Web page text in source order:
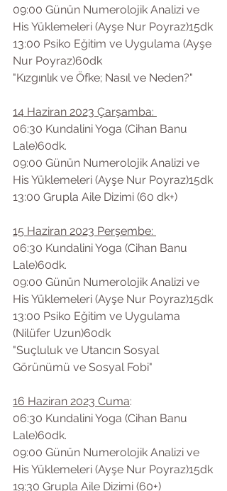
09:00 Günün Numerolojik Analizi ve
His Yüklemeleri (Ayşe Nur Poyraz)15dk
13:00 Psiko Eğitim ve Uygulama (Ayşe
Nur Poyraz)60dk
"Kızgınlık ve Öfke; Nasıl ve Neden?"
14 Haziran 2023 Çarşamba:
06:30 Kundalini Yoga (Cihan Banu
Lale)60dk.
09:00 Günün Numerolojik Analizi ve
His Yüklemeleri (Ayşe Nur Poyraz)15dk
13:00 Grupla Aile Dizimi (60 dk+)
15 Haziran 2023 Perşembe:
06:30 Kundalini Yoga (Cihan Banu
Lale)60dk.
09:00 Günün Numerolojik Analizi ve
His Yüklemeleri (Ayşe Nur Poyraz)15dk
13:00 Psiko Eğitim ve Uygulama
(Nilüfer Uzun)60dk
"Suçluluk ve Utancın Sosyal
Görünümü ve Sosyal Fobi"
16 Haziran 2023 Cuma:
06:30 Kundalini Yoga (Cihan Banu
Lale)60dk.
09:00 Günün Numerolojik Analizi ve
His Yüklemeleri (Ayşe Nur Poyraz)15dk
19:30 Grupla Aile Dizimi (60+)